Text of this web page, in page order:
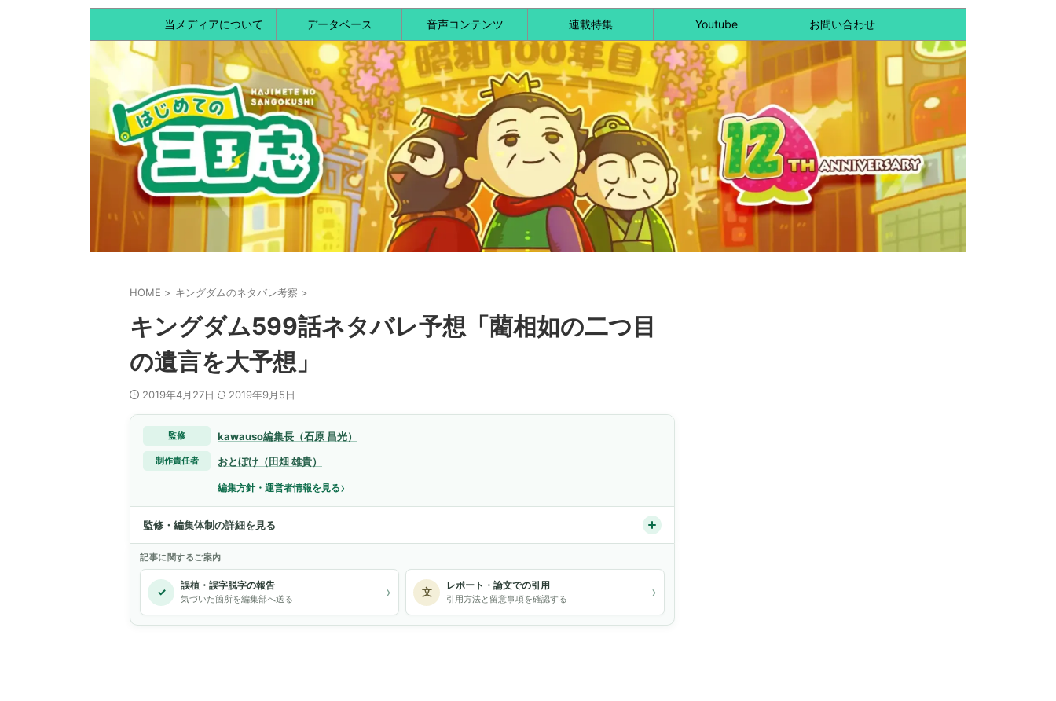
当メディアについて データベース 音声コンテンツ 連載特集 Youtube お問い合わせ
HOME > キングダムのネタバレ考察 >
キングダム599話ネタバレ予想「藺相如の二つ目
の遺言を大予想」
2019年4月27日 2019年9月5日
監修 kawauso編集長（石原 昌光）
制作責任者 おとぼけ（田畑 雄貴）
編集方針・運営者情報を見る›
監修・編集体制の詳細を見る
記事に関するご案内
✓ 誤植・誤字脱字の報告
気づいた箇所を編集部へ送る › 文 レポート・論文での引用
引用方法と留意事項を確認する ›